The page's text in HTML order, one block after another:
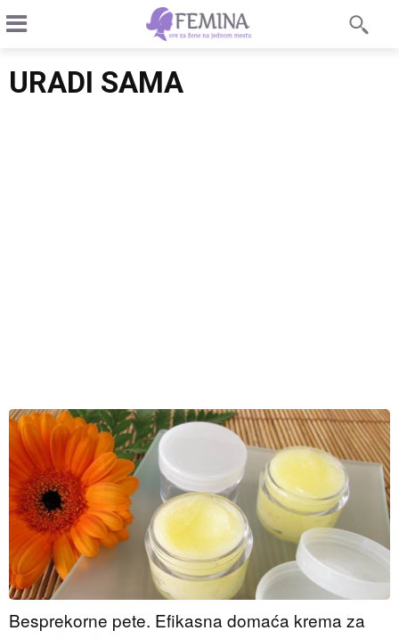
URADI SAMA
Besprekorne pete. Efikasna domaća krema za